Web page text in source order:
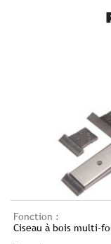
Fonction :
Ciseau à bois multi-